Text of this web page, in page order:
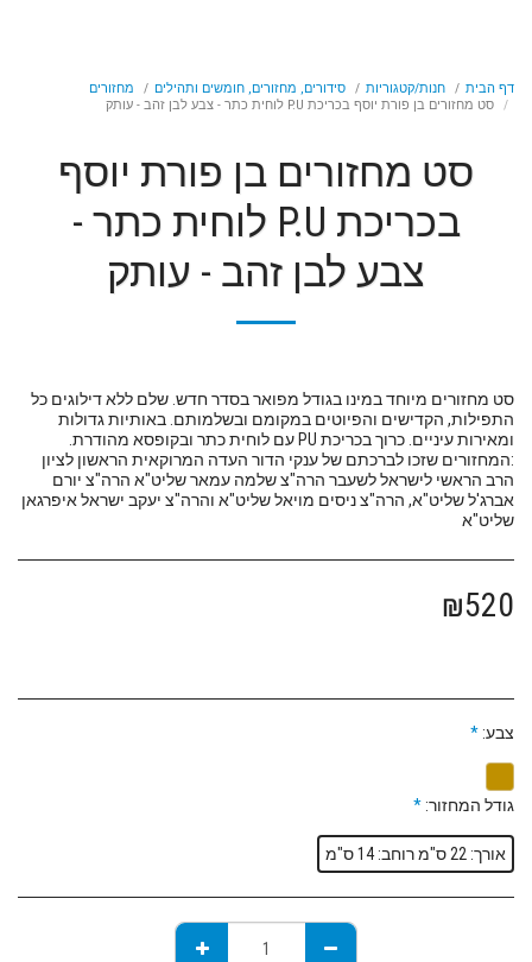
דף הבית חנות/קטגוריות סידורים, מחזורים, חומשים ותהילים
מחזורים
סט מחזורים בן פורת יוסף בכריכת P.U לוחית כתר - צבע לבן זהב - עותק
סט מחזורים בן פורת יוסף
בכריכת P.U לוחית כתר -
צבע לבן זהב - עותק
סט מחזורים מיוחד במינו בגודל מפואר בסדר חדש. שלם ללא דילוגים כל
התפילות, הקדישים והפיוטים במקומם ובשלמותם. באותיות גדולות
ומאירות עיניים. כרוך בכריכת PU עם לוחית כתר ובקופסא מהודרת.
:המחזורים שזכו לברכתם של ענקי הדור העדה המרוקאית הראשון לציון
הרב הראשי לישראל לשעבר הרה"צ שלמה עמאר שליט"א הרה"צ יורם
אברג'ל שליט"א, הרה"צ ניסים מויאל שליט"א והרה"צ יעקב ישראל איפרגאן
שליט"א
₪520
צבע: *
גודל המחזור: *
אורך: 22 ס"מ רוחב: 14 ס"מ